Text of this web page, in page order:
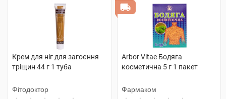
Крем для ніг для загоєння
тріщин 44 г 1 туба
Фітодоктор
Arbor Vitae Бодяга
косметична 5 г 1 пакет
Фармаком